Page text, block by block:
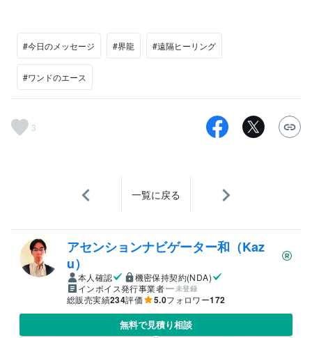
#今日のメッセージ #界龍 #遠隔ヒーリング
#ワンドのエース
3
一覧に戻る
アセンションナビゲーター和（Kaz
u）
本人確認
機密保持契約(NDA)
インボイス発行事業者
未登録
総販売実績234評価 5.0フォロワー172
無料で見積り相談